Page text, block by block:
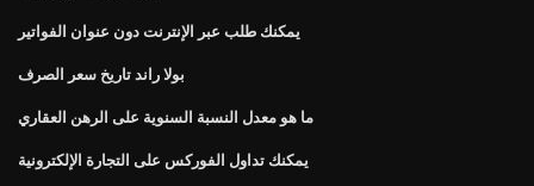
يمكنك طلب عبر الإنترنت دون عنوان الفواتير
بولا راند تاريخ سعر الصرف
ما هو معدل النسبة السنوية على الرهن العقاري
يمكنك تداول الفوركس على التجارة الإلكترونية